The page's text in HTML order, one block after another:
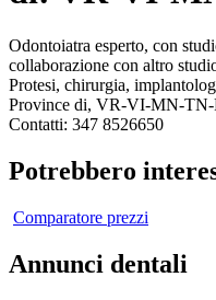
Odontoiatra esperto, con
collaborazione con altro
Protesi, chirurgia,
Province di, VR-VI-MN-
Contatti: 347 8526650
Potrebbero
Comparatore prezzi
Annunci dentali